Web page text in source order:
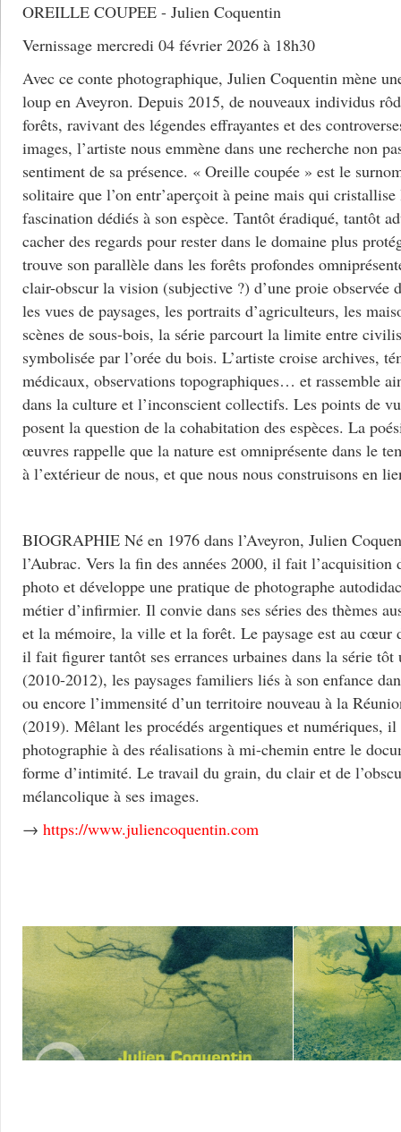
OREILLE COUPEE - Julien Coquentin
Vernissage mercredi 04 février 2026 à 18h30
Avec ce conte photographique, Julien Coquentin mène
loup en Aveyron. Depuis 2015, de nouveaux individus
forêts, ravivant des légendes effrayantes et des
images, l’artiste nous emmène dans une recherche non
sentiment de sa présence. « Oreille coupée » est le
solitaire que l’on entr’aperçoit à peine mais qui
fascination dédiés à son espèce. Tantôt éradiqué, tantôt
cacher des regards pour rester dans le domaine plus
trouve son parallèle dans les forêts profondes
clair-obscur la vision (subjective ?) d’une proie observée
les vues de paysages, les portraits d’agriculteurs, les
scènes de sous-bois, la série parcourt la limite entre
symbolisée par l’orée du bois. L’artiste croise archives,
médicaux, observations topographiques… et rassemble
dans la culture et l’inconscient collectifs. Les points de
posent la question de la cohabitation des espèces. La
œuvres rappelle que la nature est omniprésente dans le
à l’extérieur de nous, et que nous nous construisons en
BIOGRAPHIE Né en 1976 dans l’Aveyron, Julien
l’Aubrac. Vers la fin des années 2000, il fait l’acquisition
photo et développe une pratique de photographe
métier d’infirmier. Il convie dans ses séries des thèmes
et la mémoire, la ville et la forêt. Le paysage est au cœur
il fait figurer tantôt ses errances urbaines dans la série
(2010-2012), les paysages familiers liés à son enfance
ou encore l’immensité d’un territoire nouveau à la
(2019). Mêlant les procédés argentiques et numériques, il
photographie à des réalisations à mi-chemin entre le
forme d’intimité. Le travail du grain, du clair et de
mélancolique à ses images.
→ https://www.juliencoquentin.com